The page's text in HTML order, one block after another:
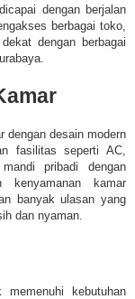
dengan berjalan
berbagai toko,
dengan berbagai
dengan desain modern
fasilitas seperti AC,
pribadi dengan
kenyamanan kamar
banyak ulasan yang
dan nyaman.
kebutuhan